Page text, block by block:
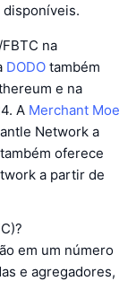
na
DODO também
e na
A Merchant Moe
Network a
também oferece
a partir de
em um número
e agregadores,